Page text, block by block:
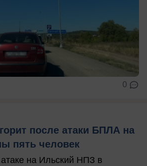
0
после атаки БПЛА на
пять человек
на Ильский НПЗ в